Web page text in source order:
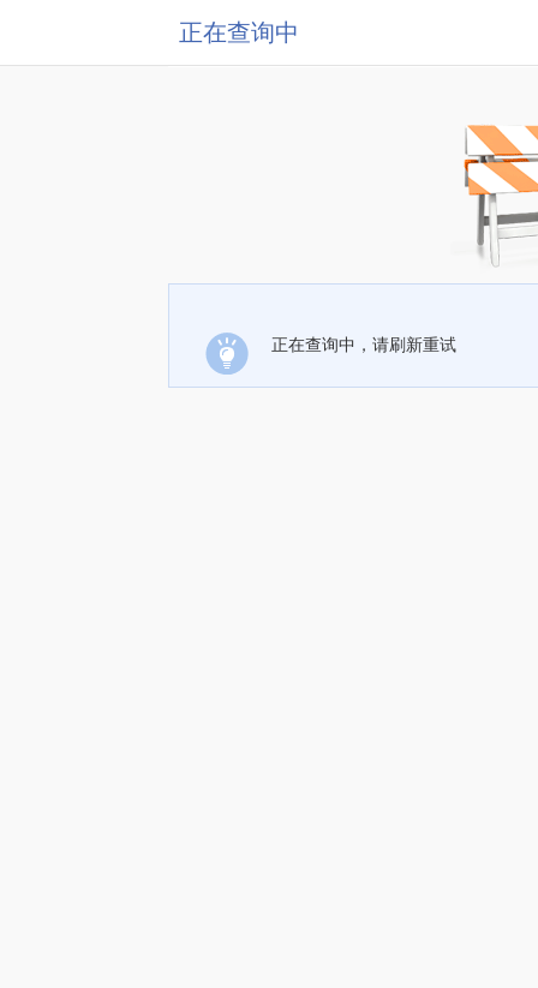
正在查询中
正在查询中，请刷新重试